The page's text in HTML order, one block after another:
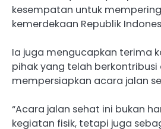
kesempatan untuk
kemerdekaan Republik
Ia juga mengucapkan terima
pihak yang telah
mempersiapkan acara jalan
“Acara jalan sehat ini bukan
kegiatan fisik, tetapi juga